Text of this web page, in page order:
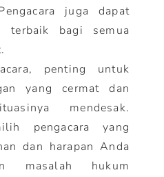
juga dapat
terbaik bagi semua
penting untuk
yang cermat dan
mendesak.
pengacara yang
dan harapan Anda
masalah hukum